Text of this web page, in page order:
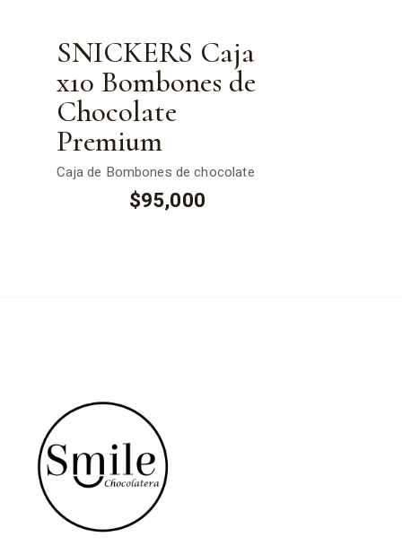
SNICKERS Caja
x10 Bombones de
Chocolate
Premium
Caja de Bombones de chocolate
$95,000